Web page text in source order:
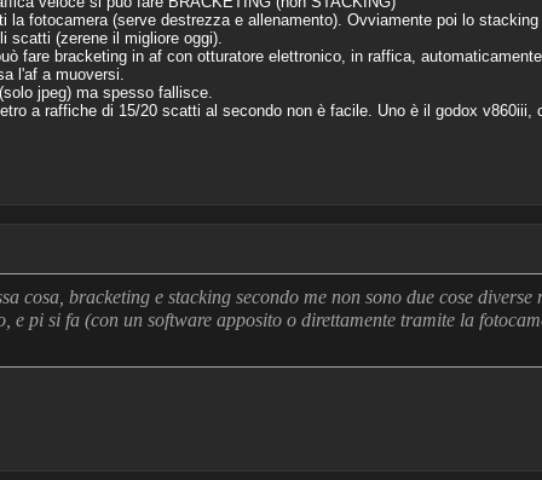
la fotocamera (serve destrezza e allenamento). Ovviamente poi lo
scatti (zerene il migliore oggi).
fare bracketing in af con otturatore elettronico, in raffica,
l'af a muoversi.
jpeg) ma spesso fallisce.
a raffiche di 15/20 scatti al secondo non è facile. Uno è il godox v860iii,
cosa, bracketing e stacking secondo me non sono due cose
e pi si fa (con un software apposito o direttamente tramite la